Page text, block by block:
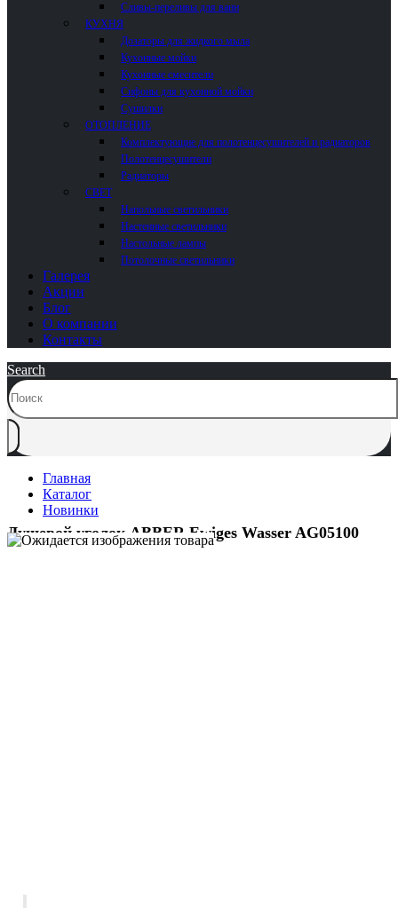
Сливы-переливы для ванн
КУХНЯ
Дозаторы для жидкого мыла
Кухонные мойки
Кухонные смесители
Сифоны для кухонной мойки
Сушилки
ОТОПЛЕНИЕ
Комплектующие для полотенцесушителей и радиаторов
Полотенцесушители
Радиаторы
СВЕТ
Напольные светильники
Настенные светильники
Настольные лампы
Потолочные светильники
Галерея
Акции
Блог
О компании
Контакты
Search
Главная
Каталог
Новинки
Душевой уголок ABBER Ewiges Wasser AG05100